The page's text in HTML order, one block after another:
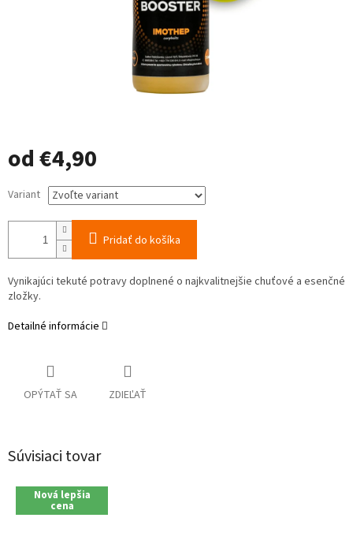
od€4,90
Jednotková
cena:
Variant
Pridať do košíka
Vynikajúci tekuté potravy doplnené o najkvalitnejšie chuťové a esenčné
zložky.
Detailné informácie
OPÝTAŤ SA ZDIEĽAŤ
Súvisiaci tovar
Nová lepšia
cena